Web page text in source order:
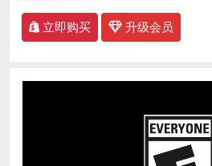
立即购买 升级会员